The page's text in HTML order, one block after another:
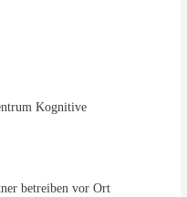
Kognitive
betreiben vor Ort